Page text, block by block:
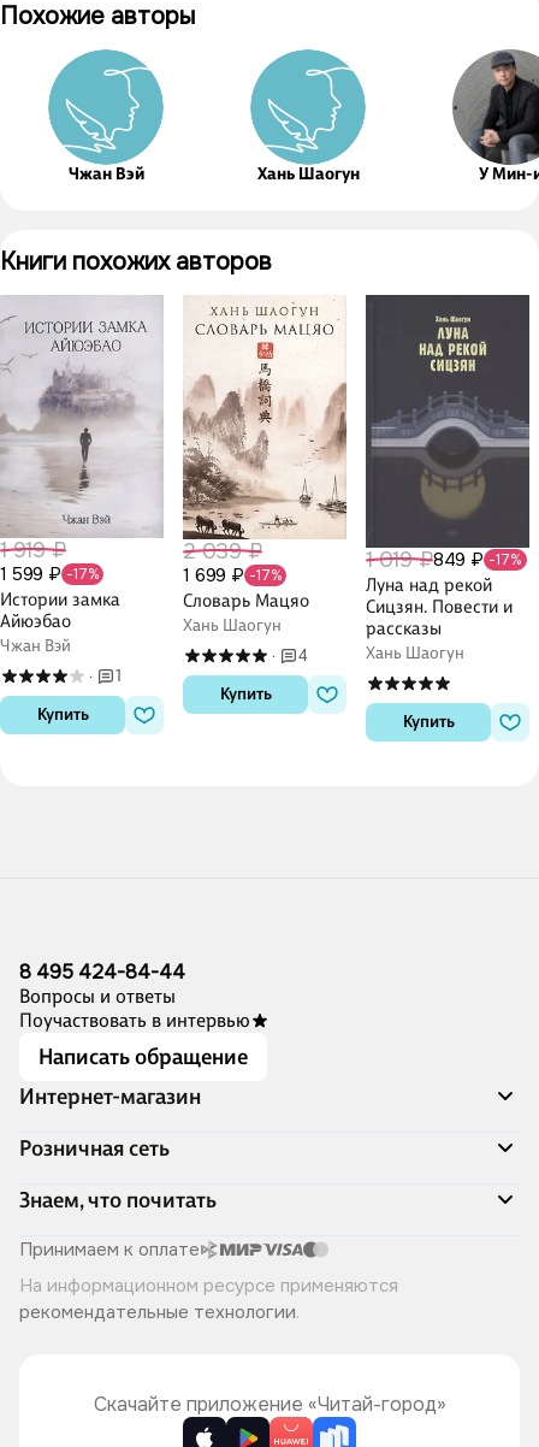
Похожие авторы
Чжан Вэй Хань Шаогун У Мин-
Книги похожих авторов
1 919 ₽
1 599 ₽ -17%
Истории замка
Айюэбао
Чжан Вэй
·
1
Купить
2 039 ₽
1 699 ₽ -17%
Словарь Мацяо
Хань Шаогун
·
4
Купить
1 019 ₽849 ₽ -17%
Луна над рекой
Сицзян. Повести и
рассказы
Хань Шаогун
Купить
8 495 424-84-44
Вопросы и ответы
Поучаствовать в интервью
Написать обращение
Интернет-магазин
Акции
Доставка и оплата
Программа лояльности
Подарочные сертификаты
Правила продажи
Политика конфиденциальности
Розничная сеть
Адреса магазинов
Книжный Дозор
О компании
Читай-город для бизнеса
Хотите у нас работать?
Знаем, что почитать
Скоро в продаже
Лучшие из лучших
Читай-журнал
Принимаем к оплате
На информационном ресурсе применяются
рекомендательные технологии.
Скачайте приложение «Читай-город»